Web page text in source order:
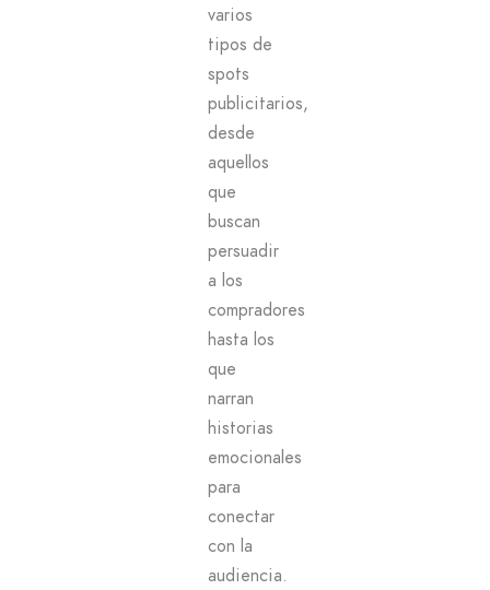
varios
tipos de
spots
publicitarios,
desde
aquellos
que
buscan
persuadir
a los
compradores
hasta los
que
narran
historias
emocionales
para
conectar
con la
audiencia.